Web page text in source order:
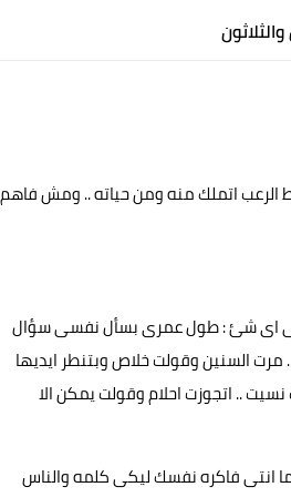
اتملك منه ومن حياته .. ومش فاهم
اى شئ : طول عمرى بسأل نفسى سؤال
مرت السنين وقولت خلاص وبتنطر ايديها
.. اتجوزت احلام وقولت يمكن الا
انتى فاكره نفسك ليكى كلمه والناس